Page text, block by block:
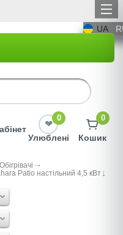
UA
0
Улюблені
0
Кошик
Oбігрівачі
Patio настiльний 4,5 кВт